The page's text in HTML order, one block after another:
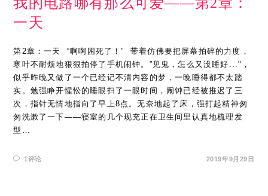
一天
第2章：一天 ​ “啊啊困死了！” ​ 带着仿佛要把屏幕拍碎的力度，
寒叶不耐烦地狠狠拍停了手机闹钟。”见鬼，怎么又没睡好..."，
似乎昨晚又做了一个已经记不清内容的梦，一晚睡得都不太踏
实。勉强睁开惺忪的睡眼扫了一眼时间，闹钟已经被推迟了三
次，指针无情地指向了早上8点。无奈地起了床，强打起精神匆
匆洗漱了一下——寝室的几个现充正在卫生间里认真地梳理发
型…
1评论 2019年9月29日